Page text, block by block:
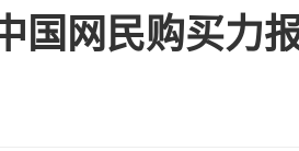
网民购买力报